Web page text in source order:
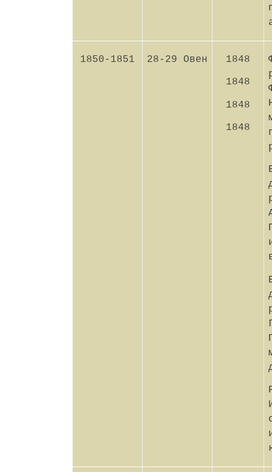
1850-1851 28-29 Овен 1848
1848
1848
1848